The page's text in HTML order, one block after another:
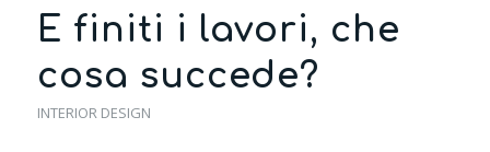
E finiti i lavori, che
cosa succede?
INTERIOR DESIGN